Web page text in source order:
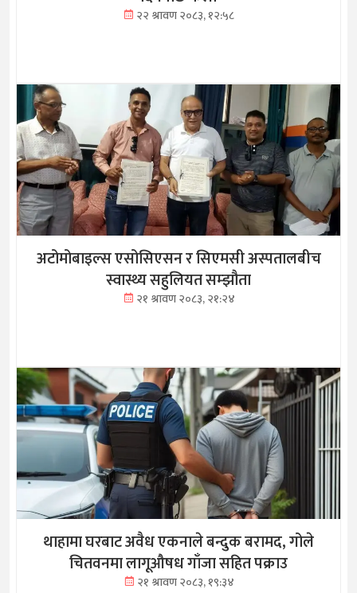
२२ श्रावण २०८३, १२:५८
अटोमोबाइल्स एसोसिएसन र सिएमसी अस्पतालबीच
स्वास्थ्य सहुलियत सम्झौता
२१ श्रावण २०८३, २१:२४
थाहामा घरबाट अवैध एकनाले बन्दुक बरामद, गोले
चितवनमा लागूऔषध गाँजा सहित पक्राउ
२१ श्रावण २०८३, १९:३४